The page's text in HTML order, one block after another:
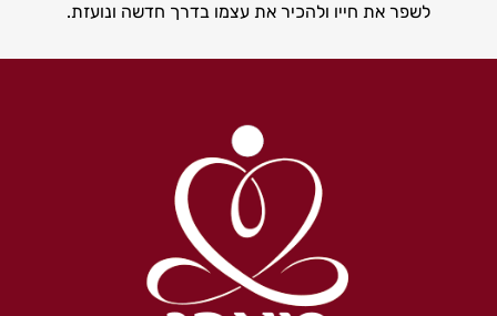
לשפר את חייו ולהכיר את עצמו בדרך חדשה ונועזת.